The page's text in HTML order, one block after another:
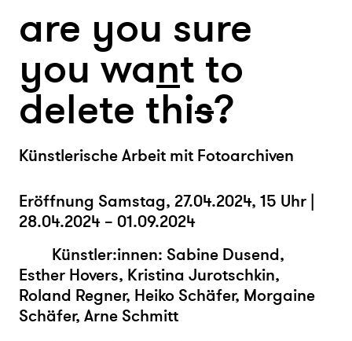
are you sure
you want to
delete this?
Künstlerische Arbeit mit Fotoarchiven
Eröffnung Samstag, 27.04.2024, 15 Uhr |
28.04.2024 – 01.09.2024
Künstler:innen: Sabine Dusend,
Esther Hovers, Kristina Jurotschkin,
Roland Regner, Heiko Schäfer, Morgaine
Schäfer, Arne Schmitt